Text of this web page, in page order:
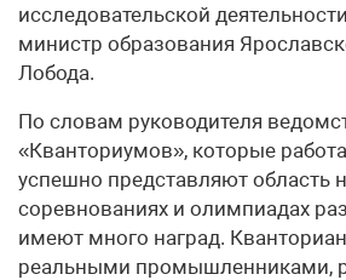
исследовательской
министр образования
Лобода.
По словам руководителя
«Кванториумов», которые
успешно представляют область
соревнованиях и олимпиадах
имеют много наград.
реальными промышленниками,